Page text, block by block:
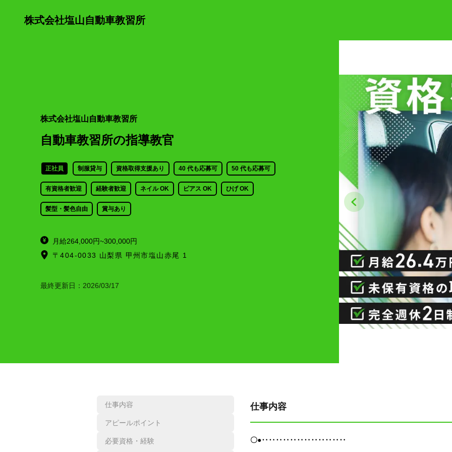
株式会社塩山自動車教習所
株式会社塩山自動車教習所
自動車教習所の指導教官
正社員 制服貸与 資格取得支援あり 40 代も応募可 50 代も応募可
有資格者歓迎 経験者歓迎 ネイル OK ピアス OK ひげ OK
髪型・髪色自由 賞与あり
月給264,000円~300,000円
〒404-0033 山梨県 甲州市塩山赤尾 1
最終更新日： 2026/03/17
仕事内容
アピールポイント
必要資格・経験
仕事内容
〇●‥‥‥‥‥‥‥‥‥‥‥‥